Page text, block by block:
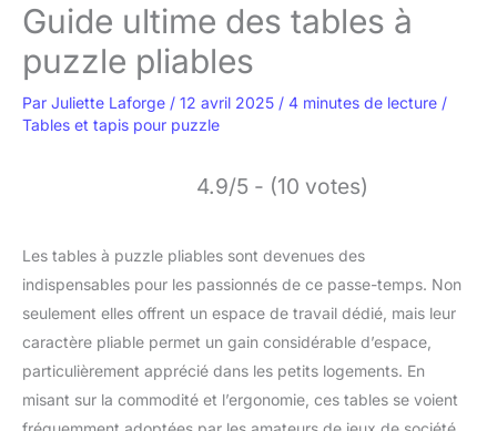
Guide ultime des tables à
puzzle pliables
Par Juliette Laforge / 12 avril 2025 / 4 minutes de lecture /
Tables et tapis pour puzzle
4.9/5 - (10 votes)
Les tables à puzzle pliables sont devenues des
indispensables pour les passionnés de ce passe-temps. Non
seulement elles offrent un espace de travail dédié, mais leur
caractère pliable permet un gain considérable d’espace,
particulièrement apprécié dans les petits logements. En
misant sur la commodité et l’ergonomie, ces tables se voient